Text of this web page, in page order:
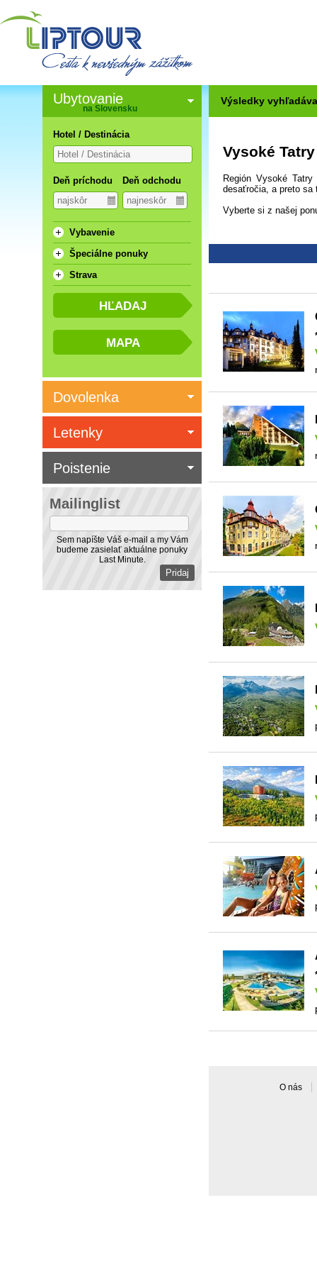
Výsledky
Vysoké Tatry
Región Vysoké
desaťročia, a preto
Vyberte si z našej
O nás
Ubytovanie
na Slovensku
Hotel / Destinácia
Deň príchodu Deň odchodu
Vybavenie
Špeciálne ponuky
Strava
Dovolenka
Mailinglist
Sem napíšte Váš e-mail a my Vám
budeme zasielať aktuálne ponuky
Last Minute.
Letenky
Poistenie